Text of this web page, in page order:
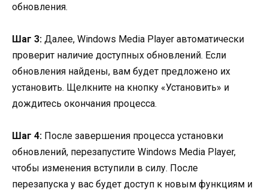
обновления.
Шаг 3: Далее, Windows Media Player автоматически
проверит наличие доступных обновлений. Если
обновления найдены, вам будет предложено их
установить. Щелкните на кнопку «Установить» и
дождитесь окончания процесса.
Шаг 4: После завершения процесса установки
обновлений, перезапустите Windows Media Player,
чтобы изменения вступили в силу. После
перезапуска у вас будет доступ к новым функциям и